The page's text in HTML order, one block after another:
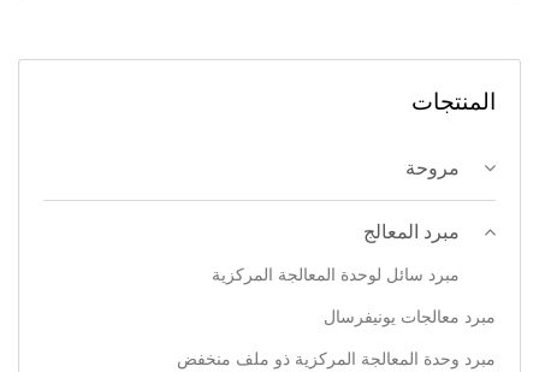
المنتجات
مروحة
مبرد المعالج
مبرد سائل لوحدة المعالجة المركزية
مبرد معالجات يونيفرسال
مبرد وحدة المعالجة المركزية ذو ملف منخفض